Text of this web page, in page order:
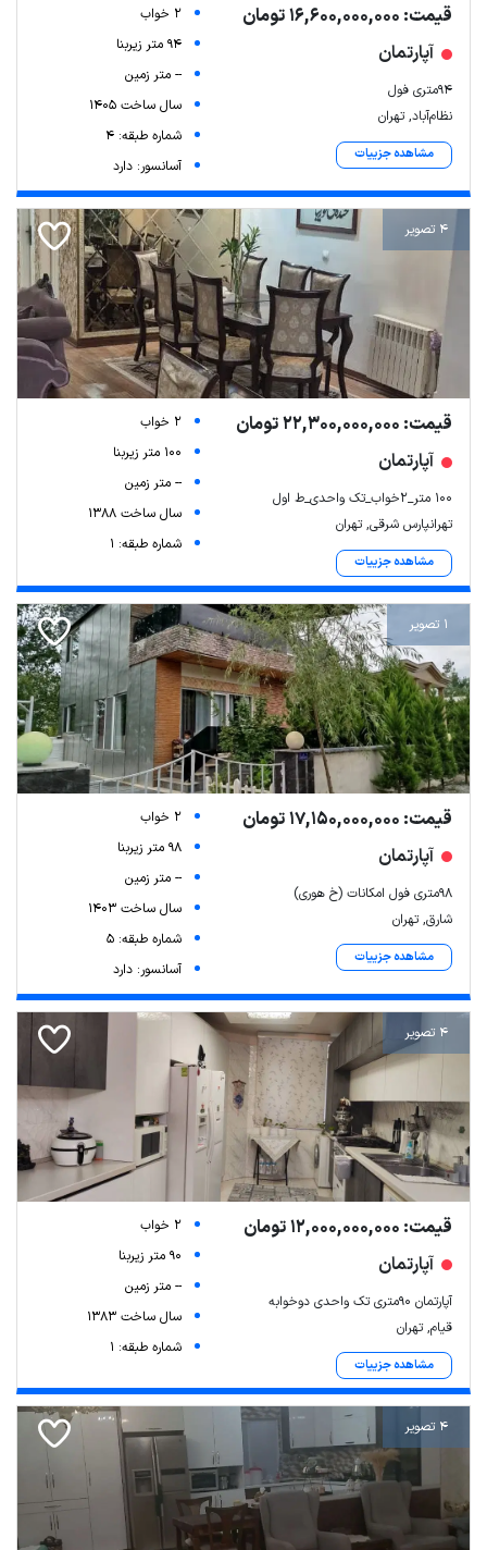
قیمت: 16,600,000,000 تومان
آپارتمان
94متری فول
نظام‌آباد, تهران
مشاهده جزییات
2 خواب
94 متر زیربنا
-- متر زمین
سال ساخت 1405
شماره طبقه: 4
آسانسور: دارد
4 تصویر
قیمت: 22,300,000,000 تومان
آپارتمان
۱۰۰ متر_۲خواب_تک واحدی_ط اول
تهرانپارس شرقی, تهران
مشاهده جزییات
2 خواب
100 متر زیربنا
-- متر زمین
سال ساخت 1388
شماره طبقه: 1
1 تصویر
قیمت: 17,150,000,000 تومان
آپارتمان
۹۸متری فول امکانات (خ هوری)
شارق, تهران
مشاهده جزییات
2 خواب
98 متر زیربنا
-- متر زمین
سال ساخت 1403
شماره طبقه: 5
آسانسور: دارد
4 تصویر
قیمت: 12,000,000,000 تومان
آپارتمان
آپارتمان ۹۰متری تک واحدی دوخوابه
قیام, تهران
مشاهده جزییات
2 خواب
90 متر زیربنا
-- متر زمین
سال ساخت 1383
شماره طبقه: 1
4 تصویر